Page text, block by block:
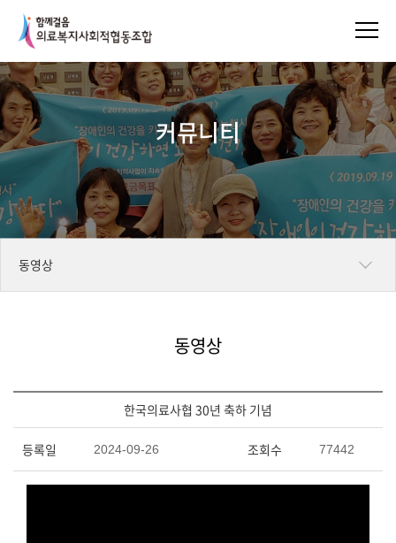
커뮤니티
동영상
사무국
동영상
한국의료사협 30년 축하 기념
등록일 2024-09-26 조회수 77442